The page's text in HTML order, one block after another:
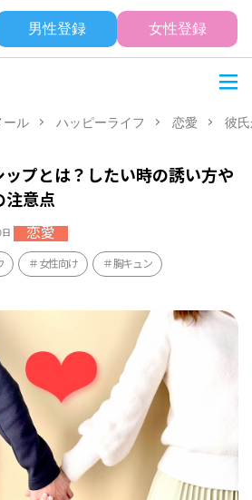
男性登録 女性登録
ール ハッピーライフ 恋愛 彼
プとは？したい時の誘い方や
注意点
恋愛
女性向け 胸キュン